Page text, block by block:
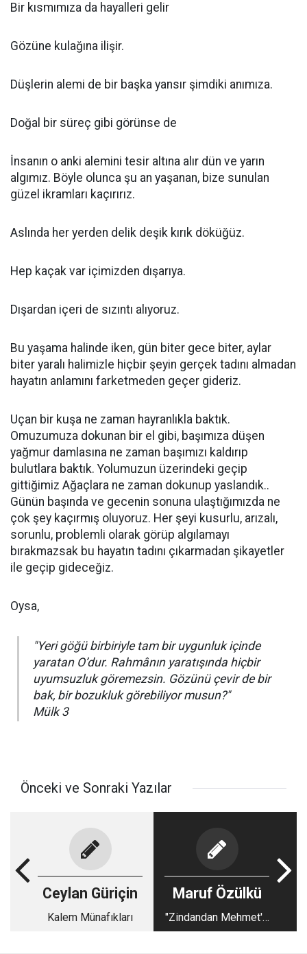
Bir kısmımıza da hayalleri gelir
Gözüne kulağına ilişir.
Düşlerin alemi de bir başka yansır şimdiki anımıza.
Doğal bir süreç gibi görünse de
İnsanın o anki alemini tesir altına alır dün ve yarın
algımız. Böyle olunca şu an yaşanan, bize sunulan
güzel ikramları kaçırırız.
Aslında her yerden delik deşik kırık döküğüz.
Hep kaçak var içimizden dışarıya.
Dışardan içeri de sızıntı alıyoruz.
Bu yaşama halinde iken, gün biter gece biter, aylar
biter yaralı halimizle hiçbir şeyin gerçek tadını almadan
hayatın anlamını farketmeden geçer gideriz.
Uçan bir kuşa ne zaman hayranlıkla baktık.
Omuzumuza dokunan bir el gibi, başımıza düşen
yağmur damlasına ne zaman başımızı kaldırıp
bulutlara baktık. Yolumuzun üzerindeki geçip
gittiğimiz Ağaçlara ne zaman dokunup yaslandık..
Günün başında ve gecenin sonuna ulaştığımızda ne
çok şey kaçırmış oluyoruz. Her şeyi kusurlu, arızalı,
sorunlu, problemli olarak görüp algılamayı
bırakmazsak bu hayatın tadını çıkarmadan şikayetler
ile geçip gideceğiz.
Oysa,
"Yeri göğü birbiriyle tam bir uygunluk içinde
yaratan O’dur. Rahmânın yaratışında hiçbir
uyumsuzluk göremezsin. Gözünü çevir de bir
bak, bir bozukluk görebiliyor musun?"
Mülk 3
Önceki ve Sonraki Yazılar
Ceylan Güriçin
Kalem Münafıkları
Maruf Özülkü
"Zindandan Mehmet'e
Mektup" ne anlatır?